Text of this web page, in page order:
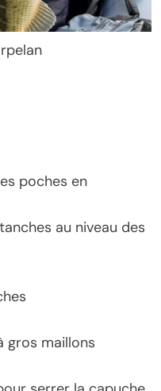
poches en
au niveau des
gros maillons